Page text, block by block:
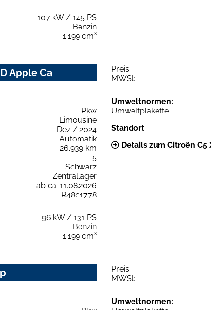
107 kW / 145 PS
Benzin
1.199 cm³
Apple Ca Preis:
MWSt:
Pkw
Limousine
Dez / 2024
Automatik
26.939 km
5
Schwarz
Zentrallager
ab ca. 11.08.2026
R4801778
96 kW / 131 PS
Benzin
1.199 cm³
Umweltnormen:
Umweltplakette
Standort
Details zum Citroën C5
Preis:
MWSt:
Umweltnormen: